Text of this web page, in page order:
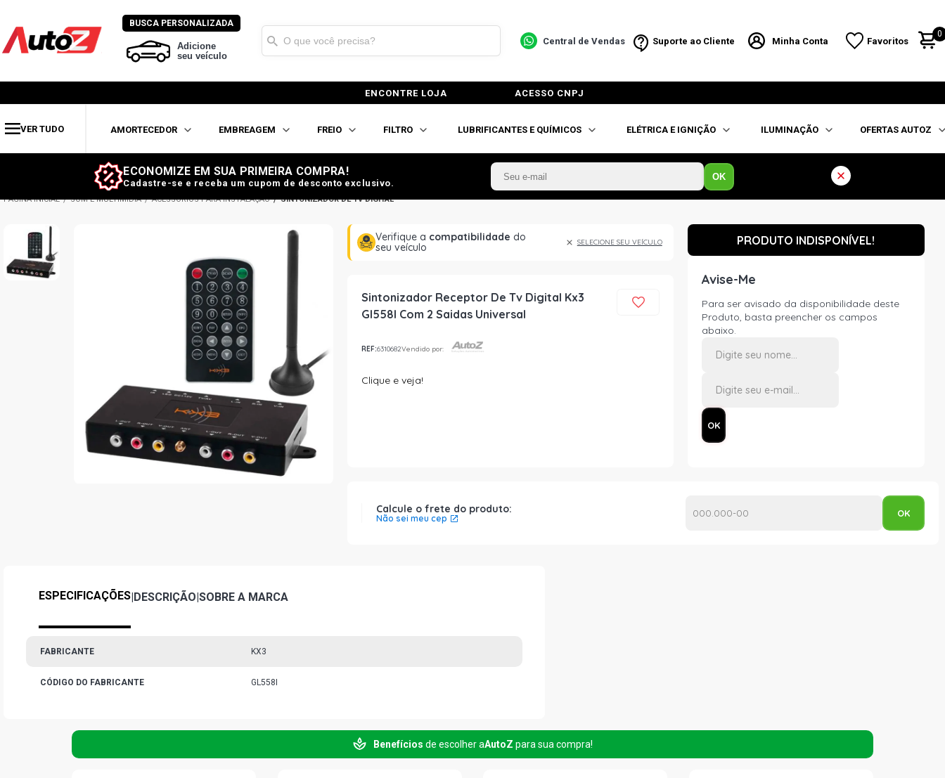
BUSCA PERSONALIZADA
Adicione
seu veículo
Central de Vendas Suporte ao Cliente Minha Conta Favoritos
0
ENCONTRE LOJA ACESSO CNPJ
VER TUDO AMORTECEDOR EMBREAGEM FREIO FILTRO LUBRIFICANTES E QUÍMICOS ELÉTRICA E IGNIÇÃO ILUMINAÇÃO OFERTAS AUTOZ
ECONOMIZE EM SUA PRIMEIRA COMPRA!
Cadastre-se e receba um cupom de desconto exclusivo.
OK
SOM E MULTIMÍDIA ACESSÓRIOS PARA INSTALAÇÃO SINTONIZADOR DE TV DIGITAL
Verifique a compatibilidade do
seu veículo
SELECIONE SEU VEÍCULO
Sintonizador Receptor De Tv Digital Kx3
Gl558I Com 2 Saidas Universal
REF:6310682Vendido por:
Clique e veja!
PRODUTO INDISPONÍVEL!
Avise-Me
Para ser avisado da disponibilidade deste
Produto, basta preencher os campos
abaixo.
Calcule o frete do produto:
Não sei meu cep
ESPECIFICAÇÕES|DESCRIÇÃO|SOBRE A MARCA
FABRICANTE KX3
CÓDIGO DO FABRICANTE GL558I
Benefícios de escolher aAutoZ para sua compra!